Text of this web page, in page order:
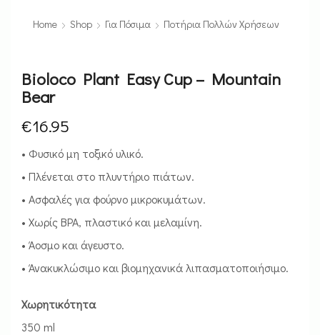
Home Shop Για Πόσιμα Ποτήρια Πολλών Χρήσεων
Bioloco Plant Easy Cup – Mountain
Bear
€16.95
• Φυσικό μη τοξικό υλικό.
• Πλένεται στο πλυντήριο πιάτων.
• Ασφαλές για φούρνο μικροκυμάτων.
• Χωρίς BPA, πλαστικό και μελαμίνη.
• Άοσμο και άγευστο.
• Άνακυκλώσιμο και βιομηχανικά λιπασματοποιήσιμο.
Χωρητικότητα
350 ml